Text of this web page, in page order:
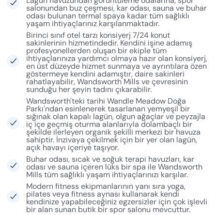
salonundan buz çeşmesi, kar odası, sauna ve buhar
odası bulunan termal spaya kadar tüm sağlıklı
yaşam ihtiyaçlarınız karşılanmaktadır.
Birinci sınıf otel tarzı konsiyerj 7/24 konut
sakinlerinin hizmetindedir. Kendini işine adamış
profesyonellerden oluşan bir ekiple tüm
ihtiyaçlarınıza yardımcı olmaya hazır olan konsiyerj,
en üst düzeyde hizmet sunmaya ve ayrıntılara özen
göstermeye kendini adamıştır, daire sakinleri
rahatlayabilir, Wandsworth Mills ve çevresinin
sunduğu her şeyin tadını çıkarabilir.
Wandsworth'teki tarihi Wandle Meadow Doğa
Parkı'ndan esinlenerek tasarlanan yemyeşil bir
sığınak olan kapalı lagün, olgun ağaçlar ve peyzajla
iç içe geçmiş oturma alanlarıyla dolambaçlı bir
şekilde ilerleyen organik şekilli merkezi bir havuza
sahiptir. İnzivaya çekilmek için bir yer olan lagün,
açık havayı içeriye taşıyor.
Buhar odası, sıcak ve soğuk terapi havuzları, kar
odası ve sauna içeren lüks bir spa ile Wandsworth
Mills tüm sağlıklı yaşam ihtiyaçlarınızı karşılar.
Modern fitness ekipmanlarının yanı sıra yoga,
pilates veya fitness aynası kullanarak kendi
kendinize yapabileceğiniz egzersizler için çok işlevli
bir alan sunan butik bir spor salonu mevcuttur.